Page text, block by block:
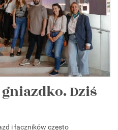
Dziś
i łączników często